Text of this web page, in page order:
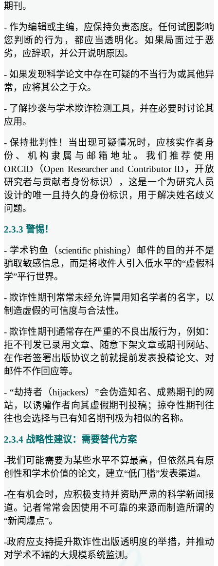
期刊。
- 作为编辑或主编，应保持负责态度。任何试图影响
您判断的行为，都应当透明化。如果局面过于恶
劣，应辞职，并公开说明原因。
- 如果发现科学论文中存在可疑的不当行为或其他异
常，应将其公之于众。
- 了解抄袭与学术欺诈检测工具，并在必要时讨论其
应用。
- 保持批判性！当出现可疑情况时，应核实作者身
份、机构隶属与邮箱地址。我们推荐使用
ORCID（Open Researcher and Contributor ID，开放
研究者与贡献者身份标识），这是一个为研究人员
设计的唯一且持久的身份标识，用于解决姓名歧义
问题。
2.3.3 警惕！
- 学术钓鱼（scientific phishing）邮件的目的并不是
骗取敏感信息，而是将收件人引入低水平的“虚假科
学”平行世界。
- 欺诈性期刊常常未经允许冒用知名学者的名字，以
制造虚假的可信度与合法性。
- 欺诈性期刊通常存在严重的不良出版行为，例如：
拒不刊发已录用文章、随意下架文章或期刊网站、
在作者签署出版协议之前就提前发表投稿论文、对
邮件不作回应等。
- “劫持者（hijackers）”会伪造知名、成熟期刊的网
站，以诱骗作者向其虚假期刊投稿；掠夺性期刊往
往也会选择与已有知名期刊极为相似的名称。
2.3.4 战略性建议：需要替代方案
-我们可能需要为某些水平不算最高，但依然具有原
创性和学术价值的论文，建立“低门槛”发表渠道。
-在有机会时，应积极支持并资助严肃的科学新闻报
道。记者常常会因使用不可靠的来源而制造所谓的
“新闻爆点”。
-政府应支持提升欺诈性出版透明度的举措，并推动
对学术不端的大规模系统监测。